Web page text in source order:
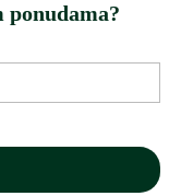
ponudama?